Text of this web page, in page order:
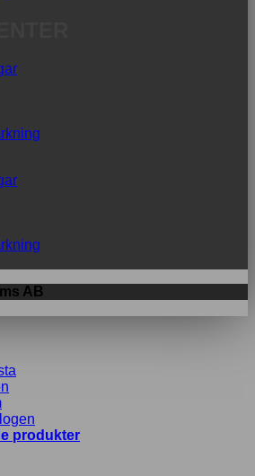
AB
produkter